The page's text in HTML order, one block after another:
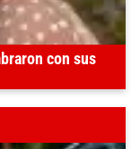
con sus